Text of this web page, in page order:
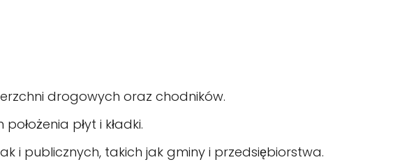
drogowych oraz chodników.
płyt i kładki.
i publicznych, takich jak gminy i przedsiębiorstwa.